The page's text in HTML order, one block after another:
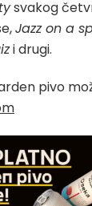
svakog
Jazz on a
i drugi.
pivo